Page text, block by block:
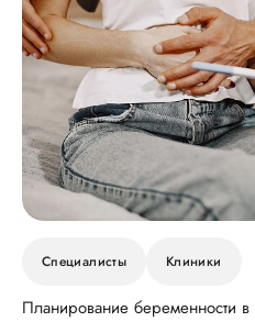
Специалисты Клиники
Планирование беременности